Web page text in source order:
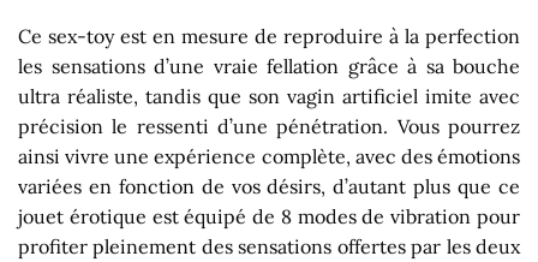
Ce sex-toy est en mesure de reproduire à la perfection
les sensations d’une vraie fellation grâce à sa bouche
ultra réaliste, tandis que son vagin artificiel imite avec
précision le ressenti d’une pénétration. Vous pourrez
ainsi vivre une expérience complète, avec des émotions
variées en fonction de vos désirs, d’autant plus que ce
jouet érotique est équipé de 8 modes de vibration pour
profiter pleinement des sensations offertes par les deux